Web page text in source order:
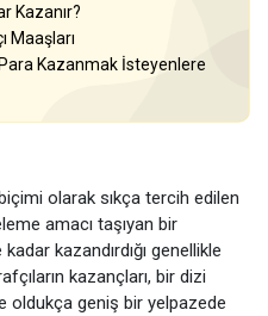
Kazanır?
Maaşları
Kazanmak İsteyenlere
olarak sıkça tercih edilen
amacı taşıyan bir
kazandırdığı genellikle
kazançları, bir dizi
oldukça geniş bir yelpazede